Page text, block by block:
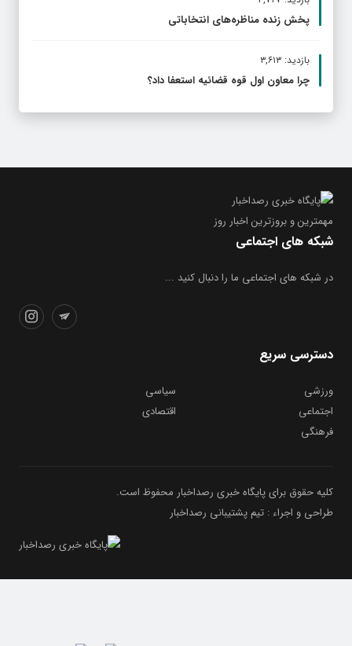
پخش زنده مناظره‌های انتخاباتی
بازدید: ۳,۶۱۳
چرا معاون اول قوه قضائیه استعفا داد؟
مهمترین و بروز‌ترین اخبار روز
شبکه های اجتماعی
در شبکه های اجتماعی ما را دنبال کنید ...
دسترسی سریع
ورزشی
سیاسی
اجتماعی
اقتصادی
فرهنگی
کلیه حقوق برای پایگاه خبری رصداخبار محفوظ است.
طراحی و اجراء : تیم پشتیبانی رصداخبار